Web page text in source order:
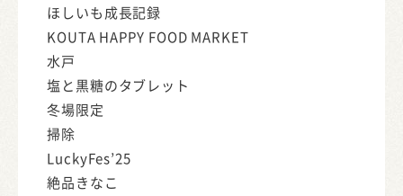
ほしいも成長記録
KOUTA HAPPY FOOD MARKET
水戸
塩と黒糖のタブレット
冬場限定
掃除
LuckyFes’25
絶品きなこ